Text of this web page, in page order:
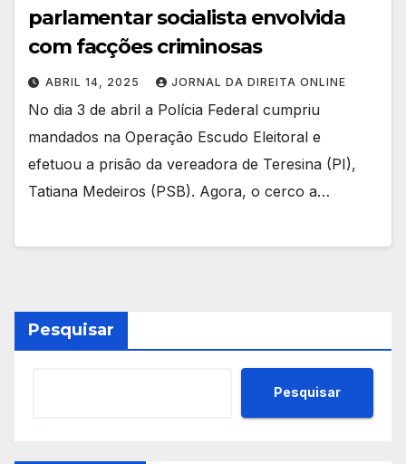
parlamentar socialista envolvida
com facções criminosas
ABRIL 14, 2025 JORNAL DA DIREITA ONLINE
No dia 3 de abril a Polícia Federal cumpriu
mandados na Operação Escudo Eleitoral e
efetuou a prisão da vereadora de Teresina (PI),
Tatiana Medeiros (PSB). Agora, o cerco a…
Pesquisar
Pesquisar